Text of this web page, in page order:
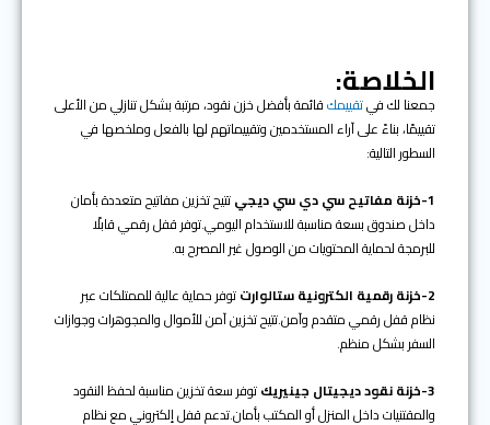
الخلاصة: جمعنا لك فيتقييمكقائمة بأفضل خزن نقود، مرتبة بشكل تنازلي من الأعلى
تقييمًا، بناءً على آراء المستخدمين وتقييماتهم لها بالفعل وملخصها في
السطور التالية:
1-خزنة مفاتيح سي دي سي ديجي
تتيح تخزين مفاتيح متعددة بأمان
داخل صندوق بسعة مناسبة للاستخدام اليومي.توفر قفل رقمي قابلًا
للبرمجة لحماية المحتويات من الوصول غير المصرح به.
2-خزنة رقمية الكترونية ستالوارت
توفر حماية عالية للممتلكات عبر
نظام قفل رقمي متقدم وآمن.تتيح تخزين آمن للأموال والمجوهرات وجوازات
السفر بشكل منظم.
3-خزنة نقود ديجيتال جينيريك
توفر سعة تخزين مناسبة لحفظ النقود
والمقتنيات داخل المنزل أو المكتب بأمان.تدعم قفل إلكتروني مع نظام